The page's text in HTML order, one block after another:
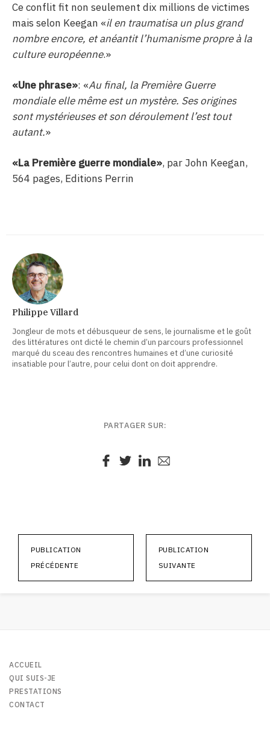
Ce conflit fit non seulement dix millions de victimes
mais selon Keegan «il en traumatisa un plus grand
nombre encore, et anéantit l’humanisme propre à la
culture européenne.»
«Une phrase»: «Au final, la Première Guerre
mondiale elle même est un mystère. Ses origines
sont mystérieuses et son déroulement l’est tout
autant.»
«La Première guerre mondiale», par John Keegan,
564 pages, Editions Perrin
Philippe Villard
Jongleur de mots et débusqueur de sens, le journalisme et le goût
des littératures ont dicté le chemin d’un parcours professionnel
marqué du sceau des rencontres humaines et d’une curiosité
insatiable pour l’autre, pour celui dont on doit apprendre.
PARTAGER SUR:
PUBLICATION
PRÉCÉDENTE
PUBLICATION
SUIVANTE
ACCUEIL
QUI SUIS-JE
PRESTATIONS
CONTACT